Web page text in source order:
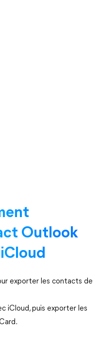
Outlook
exporter les contacts de
iCloud, puis exporter les